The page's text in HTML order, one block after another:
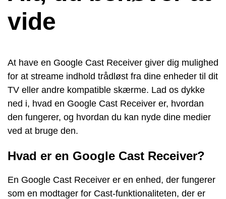
vide
At have en Google Cast Receiver giver dig mulighed
for at streame indhold trådløst fra dine enheder til dit
TV eller andre kompatible skærme. Lad os dykke
ned i, hvad en Google Cast Receiver er, hvordan
den fungerer, og hvordan du kan nyde dine medier
ved at bruge den.
Hvad er en Google Cast Receiver?
En Google Cast Receiver er en enhed, der fungerer
som en modtager for Cast-funktionaliteten, der er